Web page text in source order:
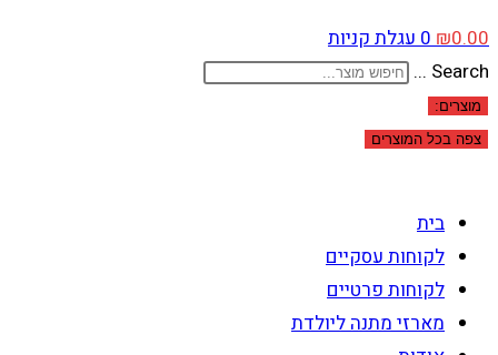
₪0.00
0עגלת קניות
Search ...
מוצרים:
צפה בכל המוצרים
בית
לקוחות עסקיים
לקוחות פרטיים
מארזי מתנה ליולדת